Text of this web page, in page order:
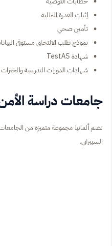
إثبات القدرة المالية
تأمين صحي
نموذج طلب الالتحاق مستوفى
شهادة TestAS
شهادات الدورات التدريبية
جامعات دراسة الأمن
تضم ألمانيا مجموعة متميزة من
السيبراني.